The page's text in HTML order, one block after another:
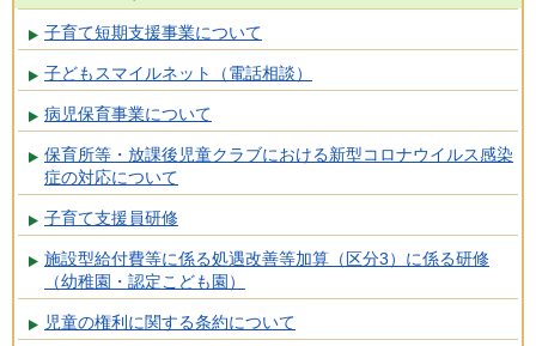
子育て短期支援事業について
子どもスマイルネット（電話相談）
病児保育事業について
保育所等・放課後児童クラブにおける新型コロナウイルス感染
症の対応について
子育て支援員研修
施設型給付費等に係る処遇改善等加算（区分3）に係る研修
（幼稚園・認定こども園）
児童の権利に関する条約について